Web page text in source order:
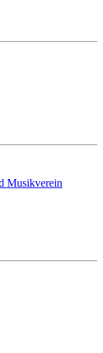
Musikverein